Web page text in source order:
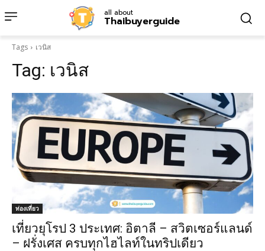
all about
Thaibuyerguide
Tags เวนิส
Tag: เวนิส
ท่องเที่ยว
เที่ยวยุโรป 3 ประเทศ: อิตาลี – สวิตเซอร์แลนด์
– ฝรั่งเศส ครบทุกไฮไลท์ในทริปเดียว